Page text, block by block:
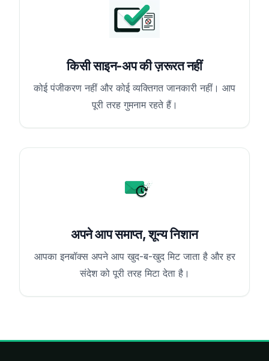
किसी साइन-अप की ज़रूरत नहीं
कोई पंजीकरण नहीं और कोई व्यक्तिगत जानकारी नहीं। आप
पूरी तरह गुमनाम रहते हैं।
अपने आप समाप्त, शून्य निशान
आपका इनबॉक्स अपने आप खुद-ब-खुद मिट जाता है और हर
संदेश को पूरी तरह मिटा देता है।